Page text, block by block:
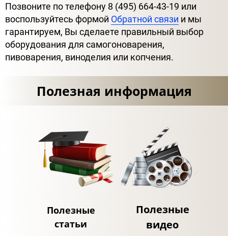
Позвоните по телефону 8 (495) 664-43-19 или
воспользуйтесь формой Обратной связи и мы
гарантируем, Вы сделаете правильный выбор
оборудования для самогоноварения,
пивоварения, виноделия или копчения.
Полезная информация
Полезные
статьи
Полезные
видео